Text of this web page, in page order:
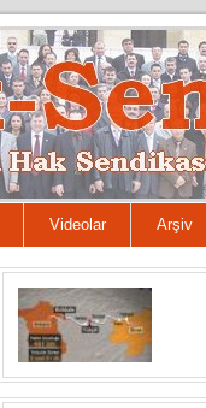
Videolar Arşiv